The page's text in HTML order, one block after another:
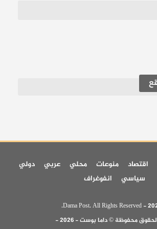
اقتصاد منوعات محلي عربي
دولي
سياسي
انفوغراف
محفوظة © داما بوست - 2026 -